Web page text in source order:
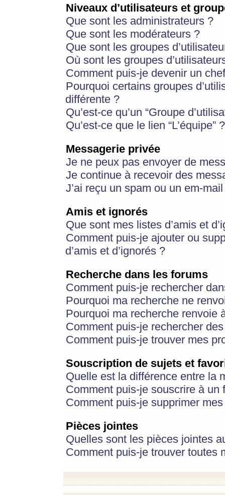
Niveaux d’utilisateurs et
Que sont les administrateurs ?
Que sont les modérateurs ?
Que sont les groupes
Où sont les groupes
Comment puis-je devenir un
Pourquoi certains groupes
différente ?
Qu’est-ce qu’un “Groupe
Qu’est-ce que le lien “L’équipe” ?
Messagerie privée
Je ne peux pas envoyer de
Je continue à recevoir des
J’ai reçu un spam ou un em-
Amis et ignorés
Que sont mes listes d’amis et
Comment puis-je ajouter ou
d’amis et d’ignorés ?
Recherche dans les forums
Comment puis-je rechercher
Pourquoi ma recherche ne
Pourquoi ma recherche renvoie
Comment puis-je rechercher
Comment puis-je trouver mes
Souscription de sujets et
Quelle est la différence entre la
Comment puis-je souscrire à
Comment puis-je supprimer
Pièces jointes
Quelles sont les pièces jointes
Comment puis-je trouver toutes